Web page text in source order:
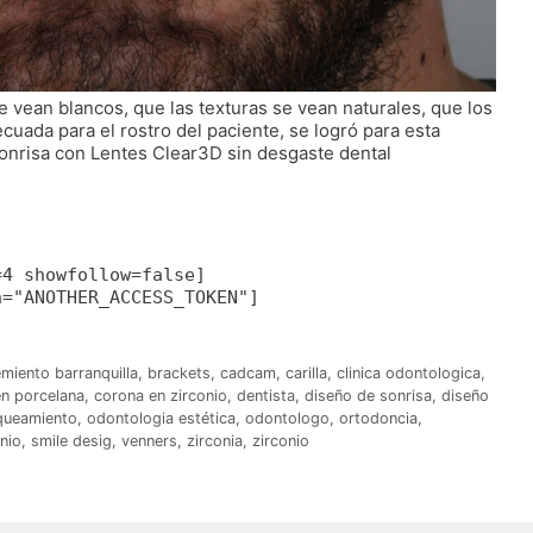
vean blancos, que las texturas se vean naturales, que los
para el rostro del paciente, se logró para esta
con Lentes Clear3D sin desgaste dental
showfollow=false]
barranquilla, brackets, cadcam, carilla, clinica odontologica,
porcelana, corona en zirconio, dentista, diseño de sonrisa, diseño
, odontologia estética, odontologo, ortodoncia,
, smile desig, venners, zirconia, zirconio